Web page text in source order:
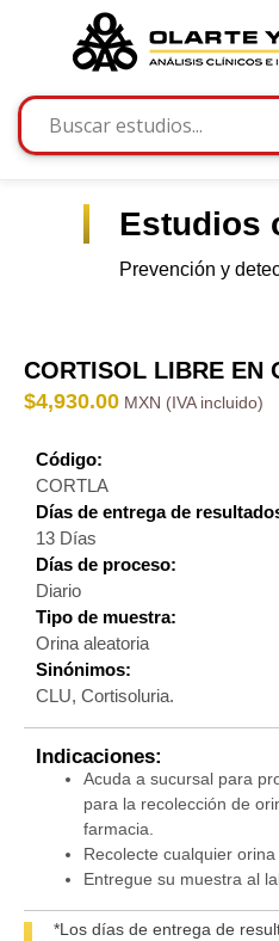
Estudios
Prevención y
CORTISOL LIBRE EN
$4,930.00
Código:
CORTLA
Días de entrega de
13 Días
Días de proceso:
Diario
Tipo de muestra:
Orina aleatoria
Sinónimos:
CLU, Cortisoluria.
Indicaciones:
Acuda a sucursal para
para la recolección de
farmacia.
Recolecte cualquier
Entregue su muestra al
*Los días de entrega de